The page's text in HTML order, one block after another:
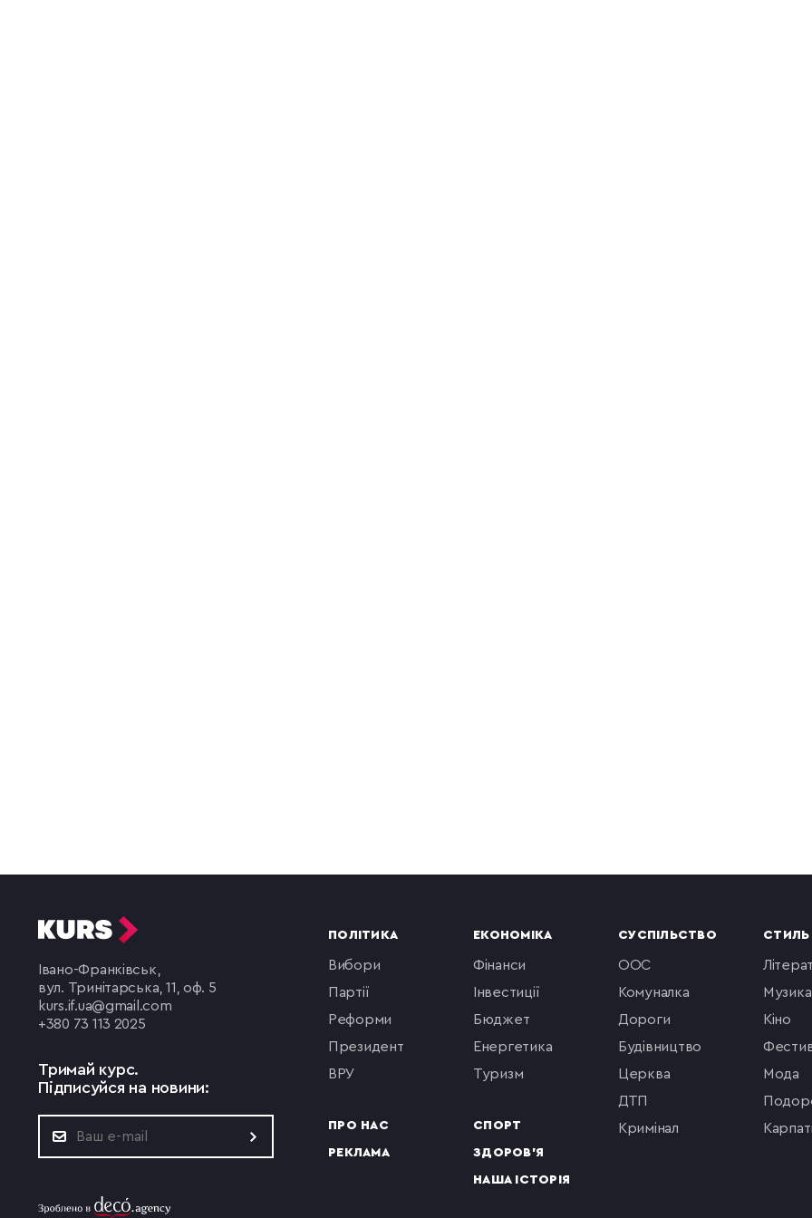
Івано-Франківськ,
вул. Тринітарська, 11, оф. 5
kurs.if.ua@gmail.com
+380 73 113 2025
Тримай курс.
Підписуйся на новини:
ПОЛІТИКА
вибори
партії
реформи
президент
ВРУ
ПРО НАС
РЕКЛАМА
ЕКОНОМІКА
фінанси
інвестиції
бюджет
енергетика
туризм
СПОРТ
ЗДОРОВ'Я
НАША ІСТОРІЯ
СУСПІЛЬСТВО
ООС
комуналка
Дороги
будівництво
церква
ДТП
кримінал
музика
кіно
мода